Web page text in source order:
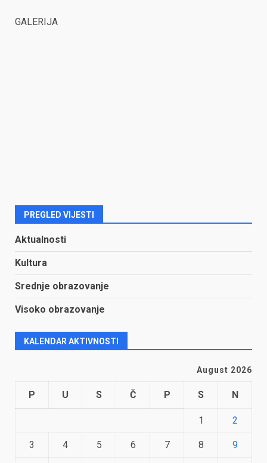
GALERIJA
PREGLED VIJESTI
Aktualnosti
Kultura
Srednje obrazovanje
Visoko obrazovanje
KALENDAR AKTIVNOSTI
August 2026
P U S Č P S N
1 2
3 4 5 6 7 8 9